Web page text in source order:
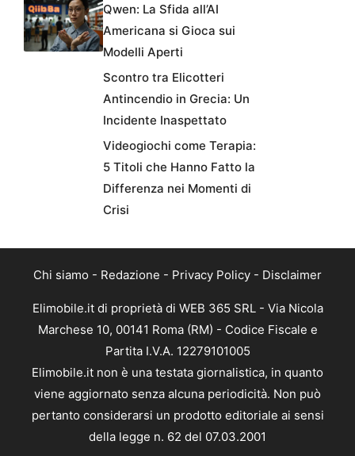
Qwen: La Sfida all’AI
Americana si Gioca sui
Modelli Aperti
Scontro tra Elicotteri
Antincendio in Grecia: Un
Incidente Inaspettato
Videogiochi come Terapia:
5 Titoli che Hanno Fatto la
Differenza nei Momenti di
Crisi
Chi siamo - Redazione - Privacy Policy - Disclaimer
Elimobile.it di proprietà di WEB 365 SRL - Via Nicola
Marchese 10, 00141 Roma (RM) - Codice Fiscale e
Partita I.V.A. 12279101005
Elimobile.it non è una testata giornalistica, in quanto
viene aggiornato senza alcuna periodicità. Non può
pertanto considerarsi un prodotto editoriale ai sensi
della legge n. 62 del 07.03.2001